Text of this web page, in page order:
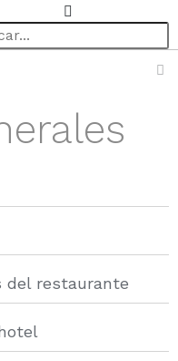
del restaurante